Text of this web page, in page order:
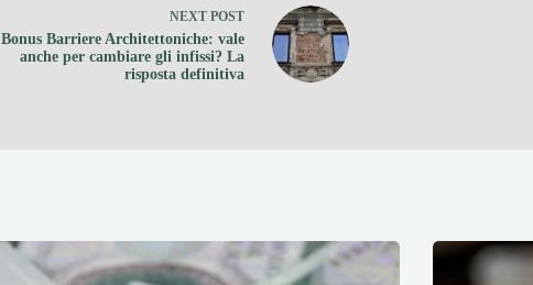
NEXT POST
Bonus Barriere Architettoniche: vale
anche per cambiare gli infissi? La
risposta definitiva